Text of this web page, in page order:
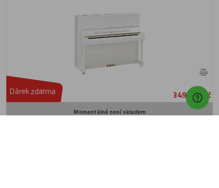
Dárek zdarma 349 990 Kč
Momentálně není skladem